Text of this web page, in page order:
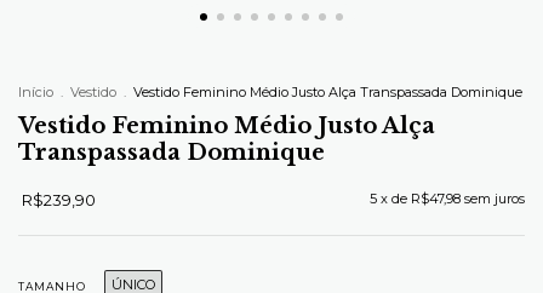
Início . Vestido . Vestido Feminino Médio Justo Alça Transpassada Dominique
Vestido Feminino Médio Justo Alça
Transpassada Dominique
R$239,90 5 x de R$47,98 sem juros
TAMANHO ÚNICO